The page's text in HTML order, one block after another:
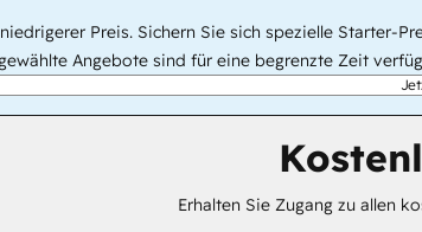
Preis. Sichern Sie sich spezielle Starter-
Angebote sind für eine begrenzte Zeit
Erhalten Sie Zugang zu allen